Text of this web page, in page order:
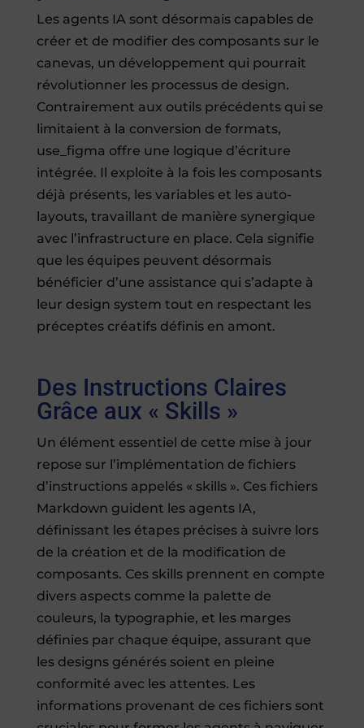
Les agents IA sont désormais capables de
créer et de modifier des composants sur le
canevas, un développement qui pourrait
révolutionner les processus de design.
Contrairement aux outils précédents qui se
limitaient à la conversion de formats,
use_figma offre une logique d’écriture
intégrée. Il exploite à la fois les composants
déjà présents, les variables et les auto-
layouts, travaillant de manière synergique
avec l’infrastructure en place. Cela signifie
que les équipes peuvent désormais
bénéficier d’une assistance qui s’adapte à
leur design system tout en respectant les
préceptes créatifs définis en amont.
Des Instructions Claires
Grâce aux « Skills »
Un élément essentiel de cette mise à jour
repose sur l’implémentation de fichiers
d’instructions appelés « skills ». Ces fichiers
Markdown guident les agents IA,
définissant les étapes précises à suivre lors
de la création et de la modification de
composants. Ces skills prennent en compte
divers aspects comme la palette de
couleurs, la typographie, et les marges
définies par chaque équipe, assurant que
les designs générés soient en pleine
conformité avec les attentes. Les
informations provenant de ces fichiers sont